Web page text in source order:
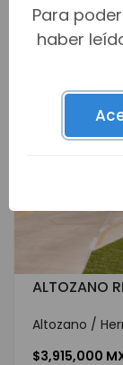
ALTOZANO
Altozano /
$3,915,000
Para
haber